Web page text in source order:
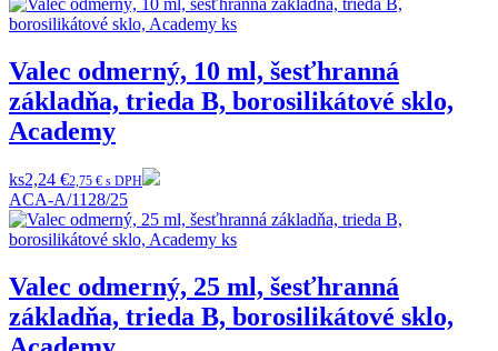
Valec odmerný, 10 ml, šesťhranná
základňa, trieda B, borosilikátové sklo,
Academy
ks2,24 €2,75 € s DPH
ACA-A/1128/25
Valec odmerný, 25 ml, šesťhranná
základňa, trieda B, borosilikátové sklo,